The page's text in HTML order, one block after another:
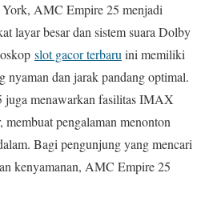
AMC Empire 25 menjadi
layar besar dan sistem suara Dolby
slot gacor terbaru ini memiliki
nyaman dan jarak pandang optimal.
menawarkan fasilitas IMAX
pengalaman menonton
Bagi pengunjung yang mencari
kenyamanan, AMC Empire 25